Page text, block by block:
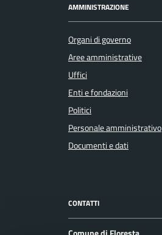
AMMINISTRAZIONE
Organi di governo
Aree amministrative
Uffici
Enti e fondazioni
Politici
Personale amministrativo
Documenti e dati
CONTATTI